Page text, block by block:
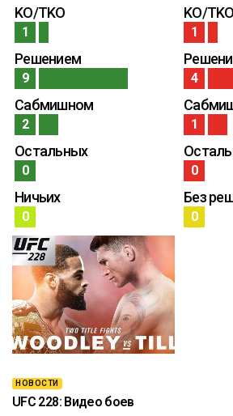
KO/TKO
1
Решением
9
Сабмишном
2
Остальных
0
Ничьих
0
KO/TKO
1
4
1
0
Без
0
НОВОСТИ
UFC 228: Видео боев